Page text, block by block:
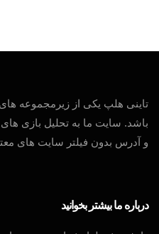
تاینی هلپ یکی از زیرمجموعه
باشد. سایت ما به تحلیل بازی
و آدرس بدون فیلتر سایت های
درباره ما بیشتر بخوانید